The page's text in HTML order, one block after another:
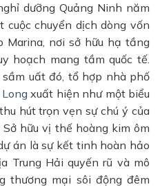
dưỡng Quảng Ninh năm
chuyển dịch dòng vốn
nơi sở hữu hạ tầng
hoạch mang tầm quốc tế.
uất đó, tổ hợp nhà phố
xuất hiện như một biểu
hút trọn vẹn sự chú ý của
hữu vị thế hoàng kim ôm
án là sự kết tinh hoàn hảo
Trung Hải quyến rũ và mô
thương mại sôi động đêm